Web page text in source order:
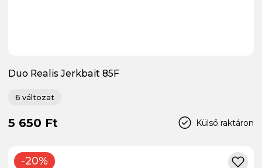
Duo Realis Jerkbait 85F
6 változat
Külső raktáron
5 650 Ft
-20%